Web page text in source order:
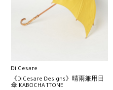
Di Cesare
《DiCesare Designs》晴雨兼用日
傘 KABOCHA 1TONE